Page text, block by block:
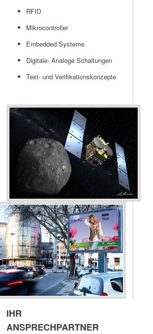
RFID
Mikrocontroller
Embedded Systeme
Digitale- Analoge Schaltungen
Test- und Verifikationskonzepte
IHR
ANSPRECHPARTNER